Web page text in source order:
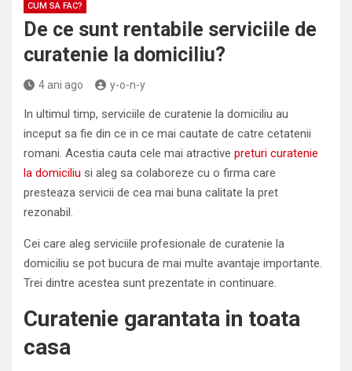
CUM SA FAC?
De ce sunt rentabile serviciile de
curatenie la domiciliu?
4 ani ago y-o-n-y
In ultimul timp, serviciile de curatenie la domiciliu au
inceput sa fie din ce in ce mai cautate de catre cetatenii
romani. Acestia cauta cele mai atractive preturi curatenie
la domiciliu si aleg sa colaboreze cu o firma care
presteaza servicii de cea mai buna calitate la pret
rezonabil.
Cei care aleg serviciile profesionale de curatenie la
domiciliu se pot bucura de mai multe avantaje importante.
Trei dintre acestea sunt prezentate in continuare.
Curatenie garantata in toata
casa